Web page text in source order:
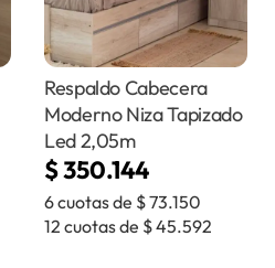
Respaldo Cabecera
Moderno Niza Tapizado
Led 2,05m
$350.144
6 cuotas de $73.150
12 cuotas de $45.592